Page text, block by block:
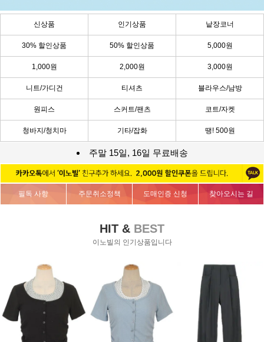
신상품 인기상품 낱장코너
30% 할인상품 50% 할인상품 5,000원
1,000원 2,000원 3,000원
니트/가디건 티셔츠 블라우스/남방
원피스 스커트/팬츠 코트/자켓
청바지/청치마 기타/잡화 땡! 500원
주말 15일, 16일 무료배송
필독 사항 주문취소정책 도매인증 신청 찾아오시는 길
HIT & BEST
이노빌의 인기상품입니다